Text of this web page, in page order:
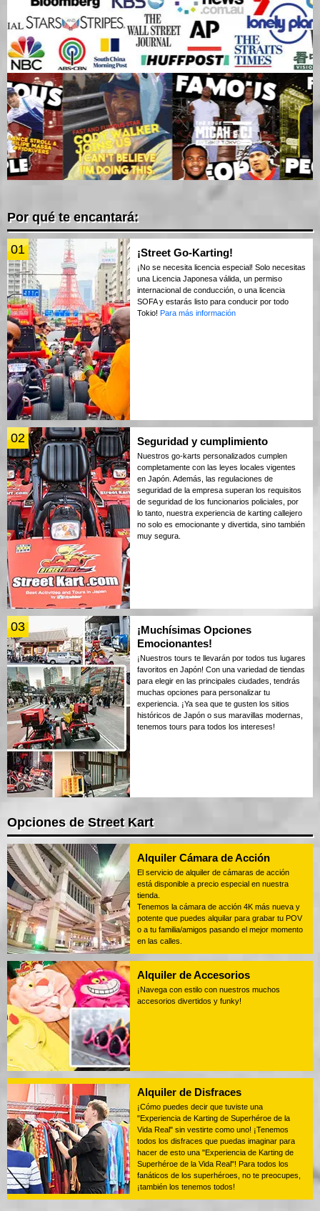
Por qué te encantará:
01 ¡Street Go-Karting!
¡No se necesita licencia especial! Solo necesitas
una Licencia Japonesa válida, un permiso
internacional de conducción, o una licencia
SOFA y estarás listo para conducir por todo
Tokio! Para más información
02 Seguridad y cumplimiento
Nuestros go-karts personalizados cumplen
completamente con las leyes locales vigentes
en Japón. Además, las regulaciones de
seguridad de la empresa superan los requisitos
de seguridad de los funcionarios policiales, por
lo tanto, nuestra experiencia de karting callejero
no solo es emocionante y divertida, sino también
muy segura.
03
¡Muchísimas Opciones
Emocionantes!
¡Nuestros tours te llevarán por todos tus lugares
favoritos en Japón! Con una variedad de tiendas
para elegir en las principales ciudades, tendrás
muchas opciones para personalizar tu
experiencia. ¡Ya sea que te gusten los sitios
históricos de Japón o sus maravillas modernas,
tenemos tours para todos los intereses!
Opciones de Street Kart
Alquiler Cámara de Acción
El servicio de alquiler de cámaras de acción
está disponible a precio especial en nuestra
tienda.
Tenemos la cámara de acción 4K más nueva y
potente que puedes alquilar para grabar tu POV
o a tu familia/amigos pasando el mejor momento
en las calles.
Alquiler de Accesorios
¡Navega con estilo con nuestros muchos
accesorios divertidos y funky!
Alquiler de Disfraces
¡Cómo puedes decir que tuviste una
"Experiencia de Karting de Superhéroe de la
Vida Real" sin vestirte como uno! ¡Tenemos
todos los disfraces que puedas imaginar para
hacer de esto una "Experiencia de Karting de
Superhéroe de la Vida Real"! Para todos los
fanáticos de los superhéroes, no te preocupes,
¡también los tenemos todos!